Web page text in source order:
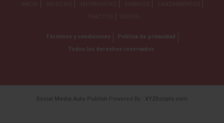
INICIO NOTICIAS ENTREVISTAS EVENTOS
LANZAMIENTOS
TRACTOS
VIDEOS
Términos y condiciones
Política de privacidad
Todos los derechos reservados
Social Media Auto Publish Powered By : XYZScripts.com